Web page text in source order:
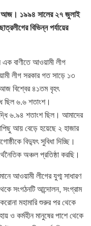
আজ। ১৯৯৪ সালের ২৭ জুলাই
বিভিন্ন পর্যায়ের
এক বাণীতে আওয়ামী লীগ
লীগ সরকার গত সাড়ে ১৩
বিশ্বের ৪১তম বৃহৎ
ছিল ৬.৬ শতাংশ।
৬.৯৪ শতাংশ ছিল। আমাদের
আয় বেড়ে হয়েছে ২ হাজার
বিদ্যুৎ সুবিধা দিচ্ছি।
অঞ্চল প্রতিষ্ঠা করছি।
আওয়ামী লীগের যুগ্ম সাধারণ
সংগঠনটি আন্দোলন, সংগ্রাম
মহামারি শুরুর পর থেকে
ও কর্মহীন মানুষের পাশে থেকে